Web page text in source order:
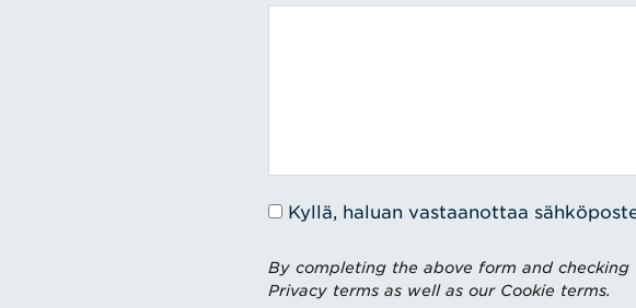
Kyllä, haluan vastaanottaa
By completing the above form and
Privacy terms as well as our Cookie terms.